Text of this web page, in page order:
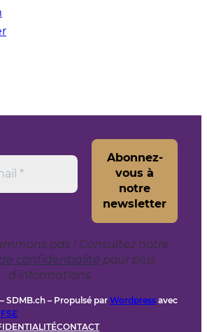
pas ! Consultez notre
confidentialité pour plus
d’informations.
SDMB.ch – Propulsé par Wordpress avec
CONTACT